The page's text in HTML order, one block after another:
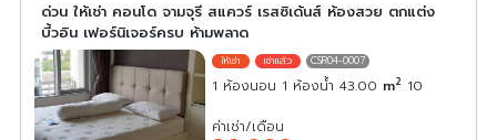
ด่วน ให้เช่า คอนโด จามจุรี สแควร์ เรสซิเด้นส์ ห้องสวย ตกแต่ง
บี้วอิน เฟอร์นิเจอร์ครบ ห้ามพลาด
CSR04-0007
1 ห้องนอน 1 ห้องน้ำ 43.00 m2 10
ค่าเช่า/เดือน